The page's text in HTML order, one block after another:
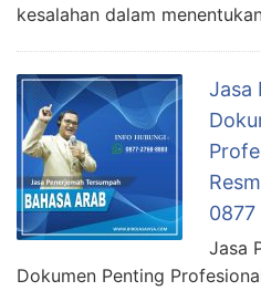
kesalahan dalam
Jasa
Jasa
Dokumen Penting